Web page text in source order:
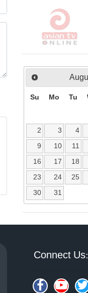
Su Mo Tu
2
3 4
9
10 11
16
17 18
23
24 25
30
31
Connect Us: